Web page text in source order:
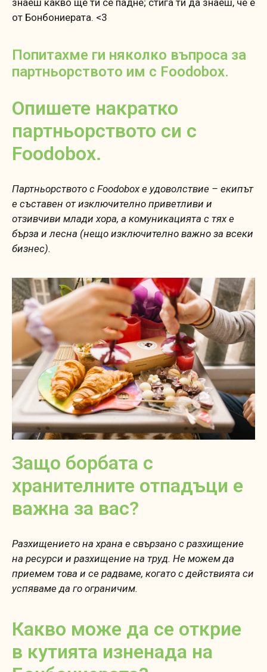
от Бонбониерата. <3
Попитахме ги няколко въпроса за
партньорството им с Foodobox.​
Опишете накратко
партньорството си с
Foodobox.
Партньорството с Foodobox е удоволствие – екипът
е съставен от изключително приветливи и
отзивчиви млади хора, а комуникацията с тях е
бърза и лесна (нещо изключително важно за всеки
бизнес).
Защо борбата с
хранителните отпадъци е
важна за вас?
Разхищението на храна е свързано с разхищение
на ресурси и разхищение на труд. Не можем да
приемем това и се радваме, когато с действията си
успяваме да го ограничим.
Какво може да се открие
в кутията изненада на